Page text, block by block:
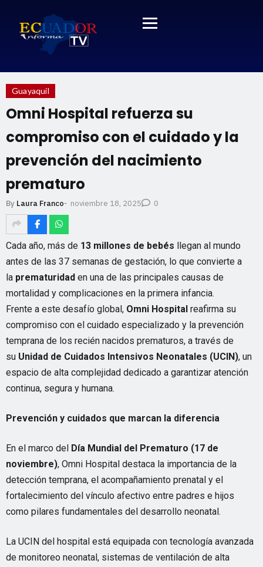
Guayaquil
Omni Hospital refuerza su
compromiso con el cuidado y la
prevención del nacimiento
prematuro
By Laura Franco- noviembre 18, 2025 0
Cada año, más de 13 millones de bebés llegan al mundo
antes de las 37 semanas de gestación, lo que convierte a
la prematuridad en una de las principales causas de
mortalidad y complicaciones en la primera infancia.
Frente a este desafío global, Omni Hospital reafirma su
compromiso con el cuidado especializado y la prevención
temprana de los recién nacidos prematuros, a través de
su Unidad de Cuidados Intensivos Neonatales (UCIN), un
espacio de alta complejidad dedicado a garantizar atención
continua, segura y humana.
Prevención y cuidados que marcan la diferencia
En el marco del Día Mundial del Prematuro (17 de
noviembre), Omni Hospital destaca la importancia de la
detección temprana, el acompañamiento prenatal y el
fortalecimiento del vínculo afectivo entre padres e hijos
como pilares fundamentales del desarrollo neonatal.
La UCIN del hospital está equipada con tecnología avanzada
de monitoreo neonatal, sistemas de ventilación de alta